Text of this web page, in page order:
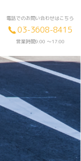
電話でのお問い合わせはこちら
03-3608-8415
営業時間9:00 〜17:00